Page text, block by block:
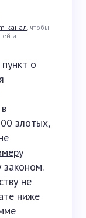
канал, чтобы
и
о
злотых,
законом.
не
ниже